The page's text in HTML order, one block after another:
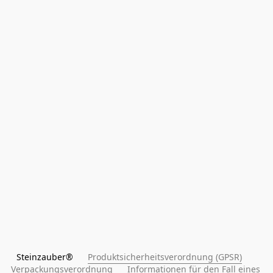
Steinzauber® Produktsicherheitsverordnung (GPSR)
Verpackungsverordnung
Informationen für den Fall eines